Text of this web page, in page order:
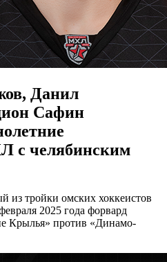
Данил
Сафин
с челябинским
из тройки омских хоккеистов
2025 года форвард
Крылья» против «Динамо-